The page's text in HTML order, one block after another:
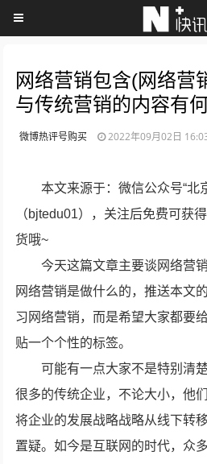
网络营销包含(网络营
与传统营销的内容有
微博热评号购买 2022年09月02日
本文来源于：微信公众号“北
（bjtedu01），关注后免费可获
货哦~
今天这篇文章主要谈网络营
网络营销是做什么的，推送本文
习网络营销，而是希望大家都要
贴一个个性的标签。
可能有一点大家不是特别清
很多的传统企业，不论大小，他
将企业的发展战略战略从线下转
置疑。如今是互联网的时代，众